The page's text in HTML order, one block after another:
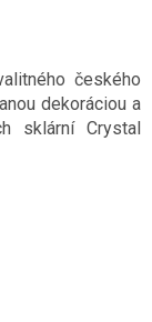
českého
dekoráciou a
sklární Crystal